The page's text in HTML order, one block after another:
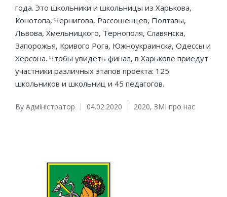
года. Это школьники и школьницы из Харькова,
Конотопа, Чернигова, Рассошенцев, Полтавы,
Львова, Хмельницкого, Тернополя, Славянска,
Запорожья, Кривого Рога, Южноукраинска, Одессы и
Херсона. Чтобы увидеть финал, в Харькове приедут
участники различных этапов проекта: 125
школьников и школьниц и 45 педагогов.
Posted
By Адміністратор 04.02.2020
Posted
2020, ЗМІ про нас